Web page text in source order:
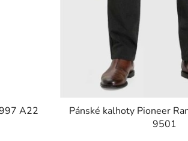
A22
Pánské kalhoty Pioneer
9501